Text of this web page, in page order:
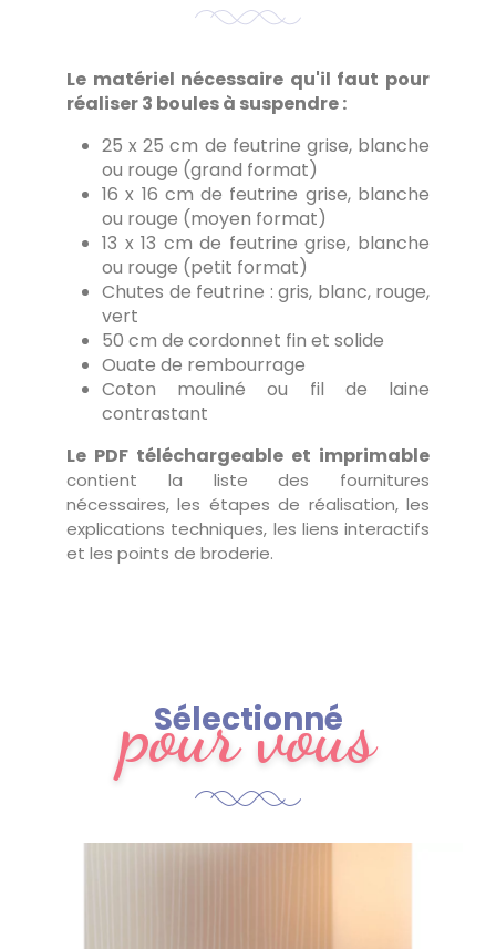
Le matériel nécessaire qu'il faut pour
réaliser 3 boules à suspendre :
25 x 25 cm de feutrine grise, blanche
ou rouge (grand format)
16 x 16 cm de feutrine grise, blanche
ou rouge (moyen format)
13 x 13 cm de feutrine grise, blanche
ou rouge (petit format)
Chutes de feutrine : gris, blanc, rouge,
vert
50 cm de cordonnet fin et solide
Ouate de rembourrage
Coton mouliné ou fil de laine
contrastant
Le PDF téléchargeable et imprimable
contient la liste des fournitures
nécessaires, les étapes de réalisation, les
explications techniques, les liens interactifs
et les points de broderie.
Sélectionné
pour vous